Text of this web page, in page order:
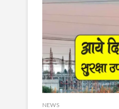
NEWS